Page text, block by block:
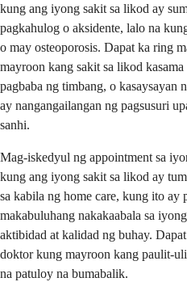
kung ang iyong sakit sa likod ay
pagkahulog o aksidente, lalo na
o may osteoporosis. Dapat ka ring
mayroon kang sakit sa likod
pagbaba ng timbang, o kasaysayan
ay nangangailangan ng pagsusuri
sanhi.
Mag-iskedyul ng appointment sa
kung ang iyong sakit sa likod ay
sa kabila ng home care, kung ito
makabuluhang nakakaabala sa
aktibidad at kalidad ng buhay.
doktor kung mayroon kang paulit-
na patuloy na bumabalik.